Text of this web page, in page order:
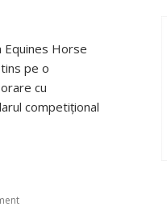
Equines Horse
pe o
cu
competițional